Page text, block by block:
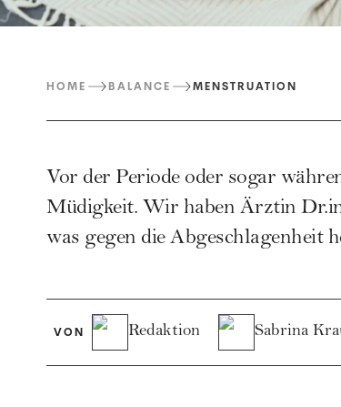
HOME BALANCE MENSTRUATION
Vor der Periode oder sogar
Müdigkeit. Wir haben Ärztin
was gegen die Abgeschlagenheit
VON Redaktion Sabrina